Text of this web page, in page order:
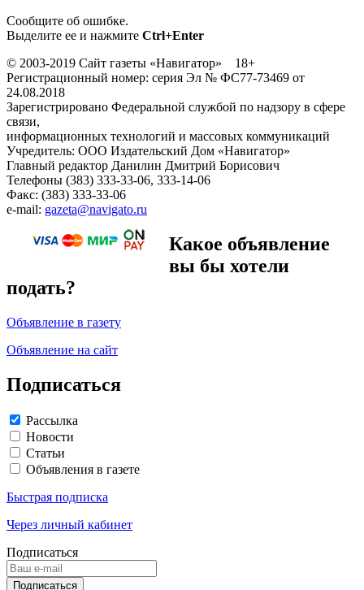
Сообщите об ошибке.
Выделите ее и нажмите Ctrl+Enter
© 2003-2019 Сайт газеты «Навигатор» 18+
Регистрационный номер: серия Эл № ФС77-73469 от
24.08.2018
Зарегистрировано Федеральной службой по надзору в сфере
связи,
информационных технологий и массовых коммуникаций
Учредитель: ООО Издательский Дом «Навигатор»
Главный редактор Данилин Дмитрий Борисович
Телефоны (383) 333-33-06, 333-14-06
Факс: (383) 333-33-06
e-mail: gazeta@navigato.ru
Какое объявление
вы бы хотели
подать?
Объявление в газету
Объявление на сайт
Подписаться
Рассылка
Новости
Статьи
Объявления в газете
Быстрая подписка
Через личный кабинет
Подписаться